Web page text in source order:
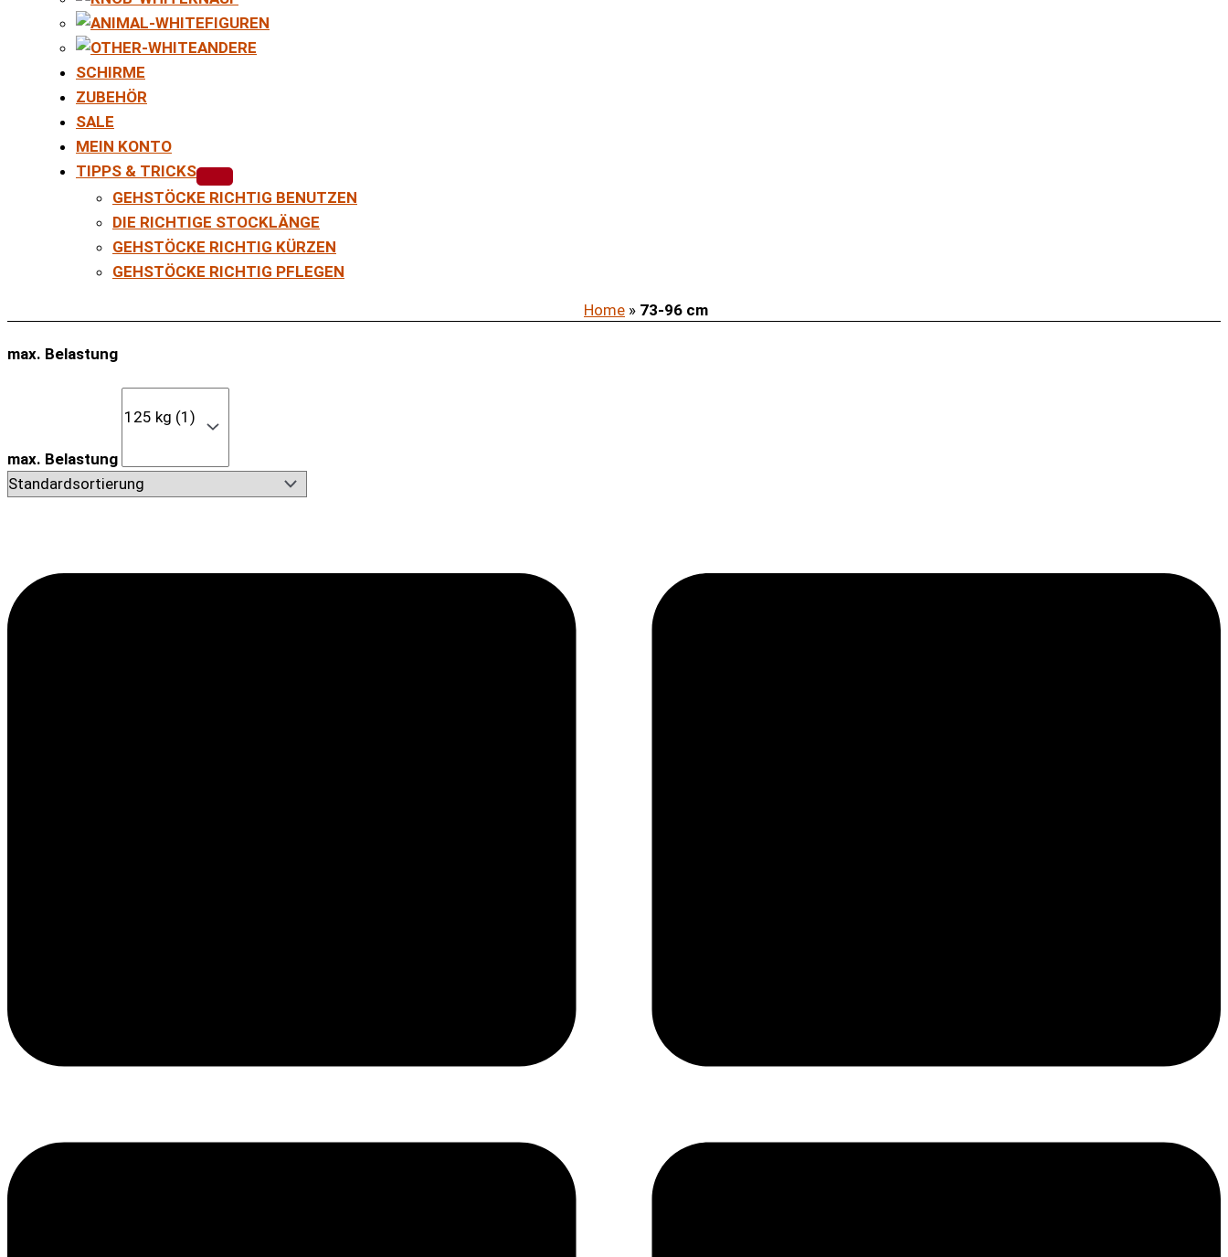
FIGUREN
ANDERE
SCHIRME
ZUBEHÖR
SALE
MEIN KONTO
TIPPS & TRICKS
GEHSTÖCKE RICHTIG BENUTZEN
DIE RICHTIGE STOCKLÄNGE
GEHSTÖCKE RICHTIG KÜRZEN
GEHSTÖCKE RICHTIG PFLEGEN
Home » 73-96 cm
max. Belastung
max. Belastung